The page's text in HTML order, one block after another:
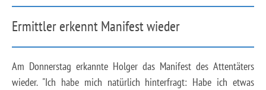
Ermittler erkennt Manifest wieder
Am Donnerstag erkannte Holger das Manifest des Attentäters
wieder. "Ich habe mich natürlich hinterfragt: Habe ich etwas